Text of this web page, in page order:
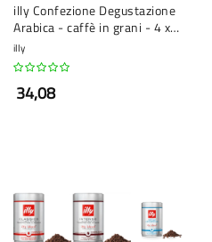
illy Confezione Degustazione
Arabica - caffè in grani - 4 x
250 grammi
illy
34,08